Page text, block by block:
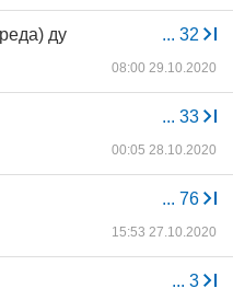
... 32
ду
08:00 29.10.2020
... 33
00:05 28.10.2020
... 76
15:53 27.10.2020
... 3